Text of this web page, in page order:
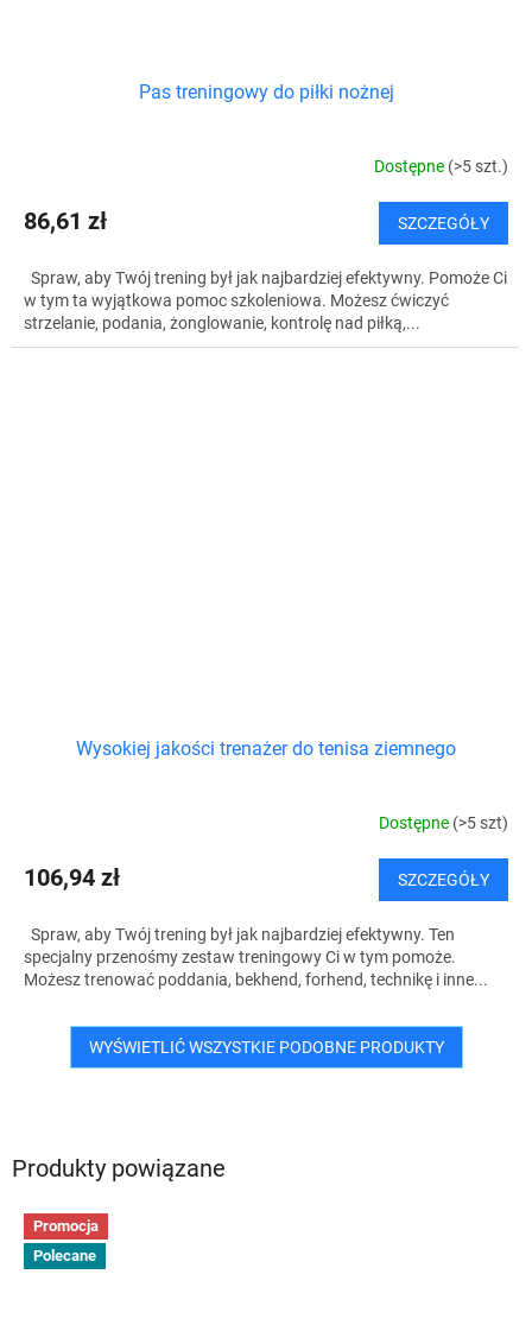
Produkty powiązane
Promocja
Polecane
Pas treningowy do piłki nożnej
Dostępne (>5 szt.)
86,61 zł SZCZEGÓŁY
Spraw, aby Twój trening był jak najbardziej efektywny. Pomoże Ci
w tym ta wyjątkowa pomoc szkoleniowa. Możesz ćwiczyć
strzelanie, podania, żonglowanie, kontrolę nad piłką,...
Wysokiej jakości trenażer do tenisa ziemnego
Dostępne (>5 szt)
106,94 zł SZCZEGÓŁY
Spraw, aby Twój trening był jak najbardziej efektywny. Ten
specjalny przenośmy zestaw treningowy Ci w tym pomoże.
Możesz trenować poddania, bekhend, forhend, technikę i inne...
WYŚWIETLIĆ WSZYSTKIE PODOBNE PRODUKTY